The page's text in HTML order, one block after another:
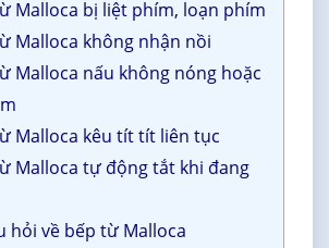
Malloca bị liệt phím, loạn phím
Malloca không nhận nồi
Malloca nấu không nóng hoặc
Malloca kêu tít tít liên tục
Malloca tự động tắt khi đang
hỏi về bếp từ Malloca